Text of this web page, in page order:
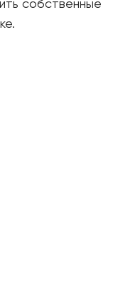
собственные